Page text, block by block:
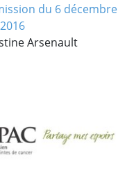
du 6 décembre
2016
Arsenault